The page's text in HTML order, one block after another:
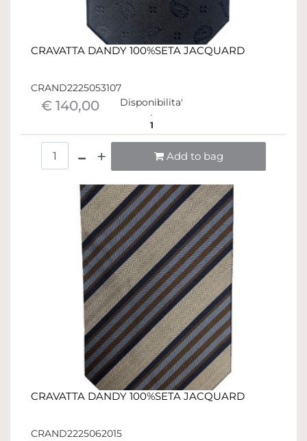
CRAVATTA DANDY 100%SETA JACQUARD
CRAND2225053107
€ 140,00 Disponibilita'
1
Add to bag
CRAVATTA DANDY 100%SETA JACQUARD
CRAND2225062015